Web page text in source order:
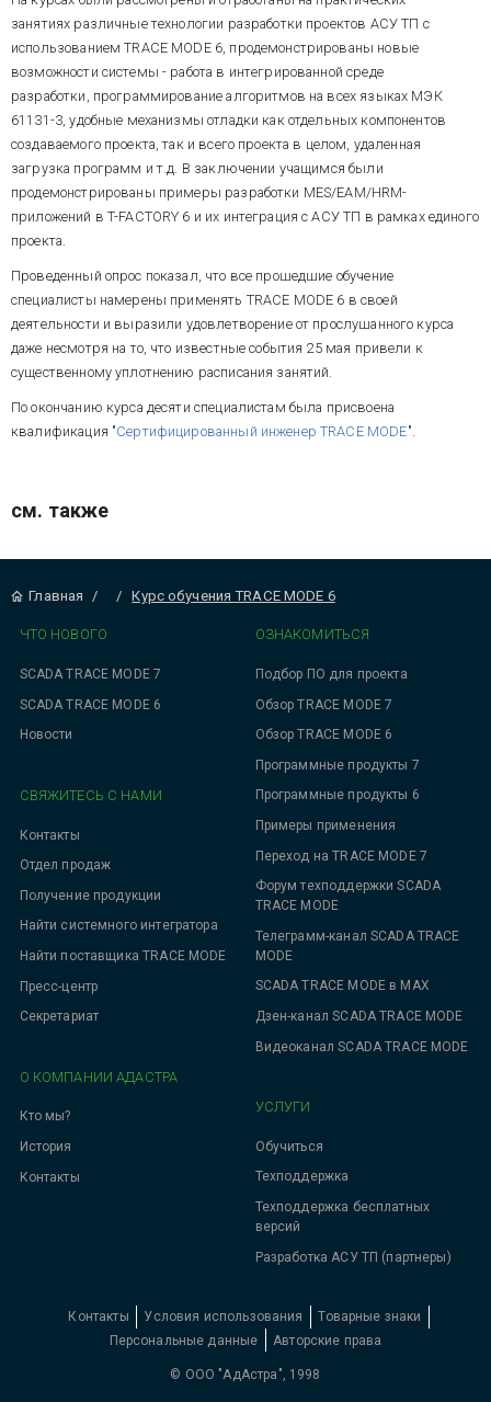
занятиях различные технологии разработки проектов АСУ ТП с
использованием TRACE MODE 6, продемонстрированы новые
возможности системы - работа в интегрированной среде
разработки, программирование алгоритмов на всех языках МЭК
61131-3, удобные механизмы отладки как отдельных компонентов
создаваемого проекта, так и всего проекта в целом, удаленная
загрузка программ и т.д. В заключении учащимся были
продемонстрированы примеры разработки MES/EAM/HRM-
приложений в T-FACTORY 6 и их интеграция с АСУ ТП в рамках единого
проекта.
Проведенный опрос показал, что все прошедшие обучение
специалисты намерены применять TRACE MODE 6 в своей
деятельности и выразили удовлетворение от прослушанного курса
даже несмотря на то, что известные события 25 мая привели к
существенному уплотнению расписания занятий.
По окончанию курса десяти специалистам была присвоена
квалификация "Сертифицированный инженер TRACE MODE".
см. также
Главная / / Курс обучения TRACE MODE 6
ЧТО НОВОГО
SCADA TRACE MODE 7
SCADA TRACE MODE 6
Новости
ОЗНАКОМИТЬСЯ
Подбор ПО для проекта
Обзор TRACE MODE 7
Обзор TRACE MODE 6
Программные продукты 7
Программные продукты 6
Примеры применения
Переход на TRACE MODE 7
Форум техподдержки SCADA
TRACE MODE
Телеграмм-канал SCADA TRACE
MODE
SCADA TRACE MODE в MAX
Дзен-канал SCADA TRACE MODE
Видеоканал SCADA TRACE MODE
УСЛУГИ
Обучиться
Техподдержка
Техподдержка бесплатных
версий
Разработка АСУ ТП (партнеры)
СВЯЖИТЕСЬ С НАМИ
Контакты
Отдел продаж
Получение продукции
Найти системного интегратора
Найти поставщика TRACE MODE
Пресс-центр
Секретариат
О КОМПАНИИ АДАСТРА
Кто мы?
История
Контакты
Контакты Условия использования
Товарные знаки
Персональные данные
Авторские права
© ООО "АдАстра", 1998